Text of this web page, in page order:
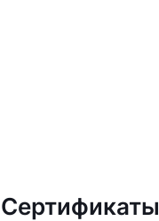
Сертификаты